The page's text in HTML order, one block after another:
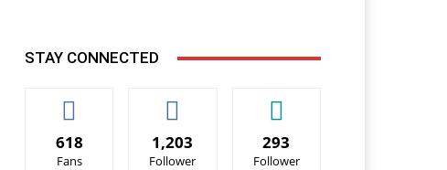
STAY CONNECTED
618
Fans
1,203
Follower
293
Follower